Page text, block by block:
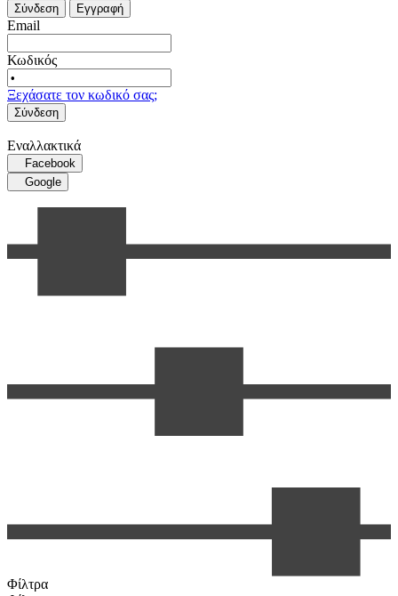
Σύνδεση Εγγραφή
Email
Κωδικός
Ξεχάσατε τον κωδικό σας;
Σύνδεση
Εναλλακτικά
Facebook
Google
Φίλτρα